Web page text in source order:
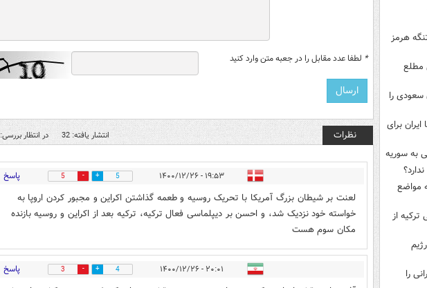
هرمز
مطلع
را
برای
به سوریه
مواضع
از
را
* لطفا عدد مقابل را در جعبه متن وارد کنید
نظرات انتشار یافته: 32 در انتظار بررسی: 0
۱۹:۵۳ - ۱۴۰۰/۱۲/۲۶ 5
5 پاسخ
لعنت بر شیطان بزرگ آمریکا با تحریک روسیه و طعمه گذاشتن اکراین و مجبور کردن اروپا به
خواسته خود نزدیک شد، و احسن بر دیپلماسی فعال ترکیه، ترکیه بعد از اکراین و روسیه بازنده
مکان سوم هست
۲۰:۰۱ - ۱۴۰۰/۱۲/۲۶ 4
3 پاسخ